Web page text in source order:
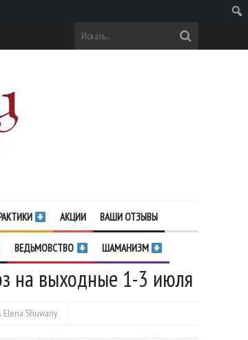
АКЦИИ ВАШИ ОТЗЫВЫ
ВЕДЬМОВСТВО ШАМАНИЗМ
на выходные 1-3 июля
Elena Shuwany